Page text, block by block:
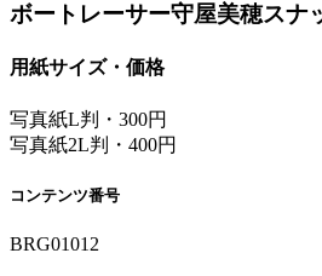
ボートレーサー守屋美穂スナ
用紙サイズ・価格
写真紙L判・300円
写真紙2L判・400円
コンテンツ番号
BRG01012